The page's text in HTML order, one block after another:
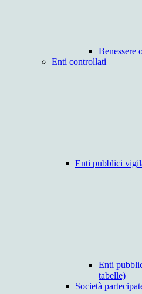
Benessere
Enti controllati
Enti pubblici
Enti
tabelle)
Società